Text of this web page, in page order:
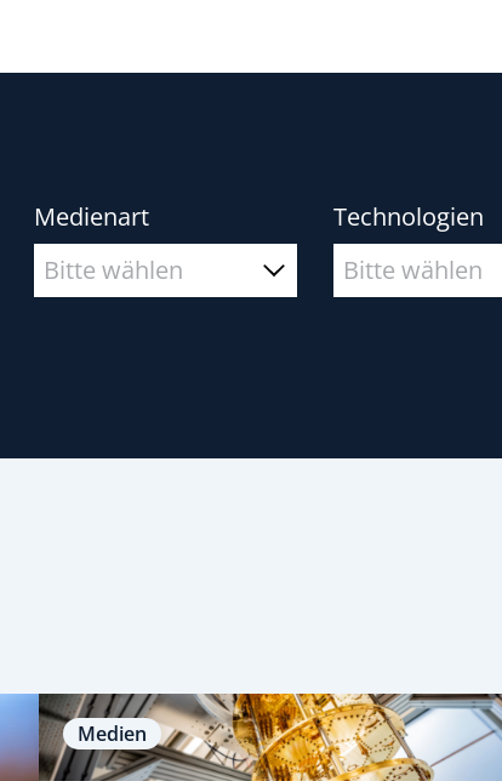
Medienart Technologien
Medien